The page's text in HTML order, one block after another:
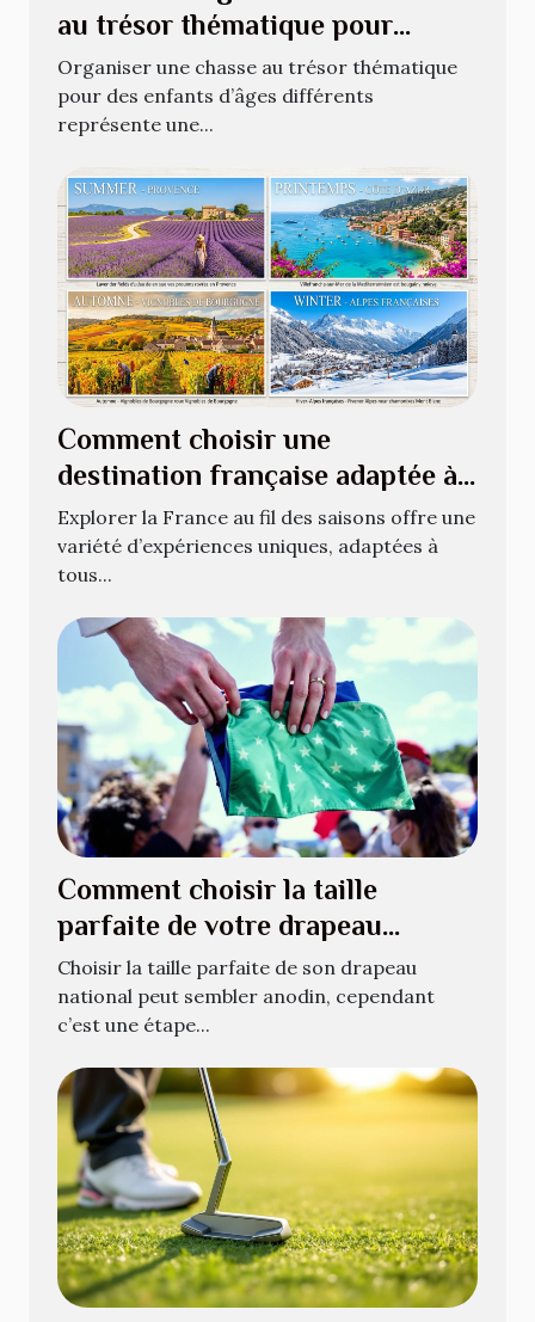
au trésor thématique pour
enfants de différents âges ?
Organiser une chasse au trésor thématique
pour des enfants d’âges différents
représente une...
Comment choisir une
destination française adaptée à
chaque saison ?
Explorer la France au fil des saisons offre une
variété d’expériences uniques, adaptées à
tous...
Comment choisir la taille
parfaite de votre drapeau
national ?
Choisir la taille parfaite de son drapeau
national peut sembler anodin, cependant
c’est une étape...